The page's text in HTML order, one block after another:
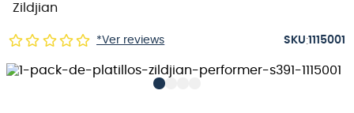
Zildjian
*Ver reviews :1115001